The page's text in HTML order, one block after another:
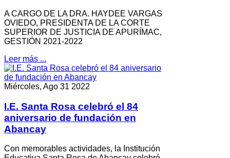
A CARGO DE LA DRA. HAYDEE VARGAS
OVIEDO, PRESIDENTA DE LA CORTE
SUPERIOR DE JUSTICIA DE APURÍMAC,
GESTIÓN 2021-2022
Leer más ...
Miércoles, Ago 31 2022
I.E. Santa Rosa celebró el 84
aniversario de fundación en
Abancay
Con memorables actividades, la Institución